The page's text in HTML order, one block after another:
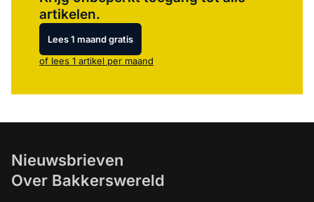
artikelen.
Lees 1 maand gratis
of lees 1 artikel per maand
Nieuwsbrieven
Over Bakkerswereld